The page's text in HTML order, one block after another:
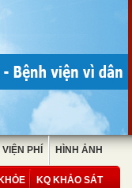
PHÍ HÌNH ẢNH
KQ KHẢO SÁT